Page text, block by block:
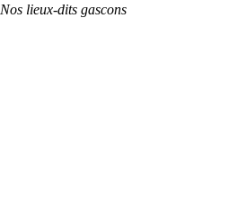
Nos lieux-dits gascons